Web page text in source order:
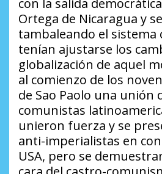
con la salida
Ortega de Nicaragua y
tambaleando el
tenían ajustarse los
globalización de aquel
al comienzo de los
de Sao Paolo una unión
comunistas
unieron fuerza y se
anti-imperialistas en
USA, pero se